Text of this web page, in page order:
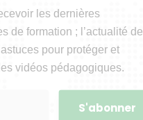
les dernières
de formation ; l’actualité de
pour protéger et
vidéos pédagogiques.